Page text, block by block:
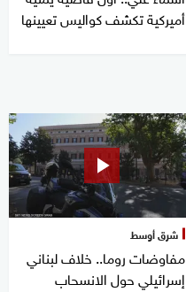
أميركية تكشف كواليس تعيينها
شرق أوسط
مفاوضات روما.. خلاف لبناني
إسرائيلي حول الانسحاب